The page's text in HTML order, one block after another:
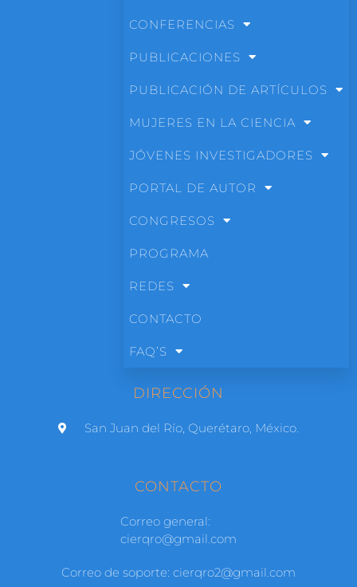
CONFERENCIAS
PUBLICACIONES
PUBLICACIÓN DE ARTÍCULOS
MUJERES EN LA CIENCIA
JÓVENES INVESTIGADORES
PORTAL DE AUTOR
CONGRESOS
PROGRAMA
REDES
CONTACTO
FAQ’S
DIRECCIÓN
San Juan del Río, Querétaro, México.
CONTACTO
Correo general:
cierqro@gmail.com
Correo de soporte: cierqro2@gmail.com